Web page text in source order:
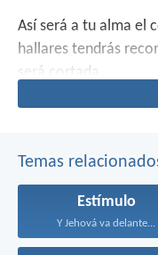
Así será a tu alma el
hallares tendrás
será cortada.
Temas
Estímulo
Y Jehová va delante...